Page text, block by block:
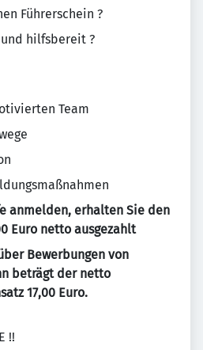
Führerschein ?
hilfsbereit ?
Team
anmelden, erhalten Sie den
Euro netto ausgezahlt
Bewerbungen von
beträgt der netto
17,00 Euro.
!!